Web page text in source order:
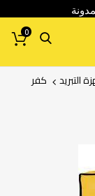
0
التبريد كفر